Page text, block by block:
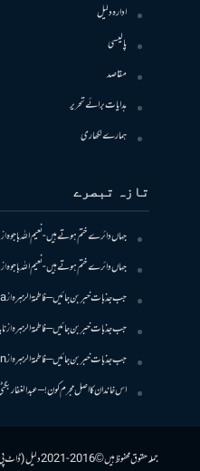
ادارہ دلیل
پالیسی
مقاصد
ہدایات برائے تحریر
ہمارے لکھاری
تازہ تبصرے
جہاں دائرے ختم ہوتے ہیں- نعیم اللہ باجوہاز
جہاں دائرے ختم ہوتے ہیں- نعیم اللہ باجوہاز
جب جذبات خبر بن جائیں – فاطمۃالزہرہاز
جب جذبات خبر بن جائیں – فاطمۃالزہرہاز
جب جذبات خبر بن جائیں – فاطمۃالزہرہاز
اس خاندان کا اصل مجرم کون! – عبدالغفار
جملہ حقوق محفوظ ہیں © 2016-2021 دلیل (ڈاٹ پی کے)۔